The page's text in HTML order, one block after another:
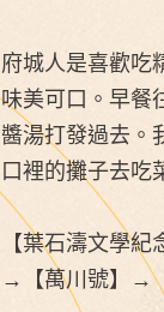
府城人是喜歡吃
味美可口。早餐
醬湯打發過去。
口裡的攤子去吃
【葉石濤文學
→【萬川號】→